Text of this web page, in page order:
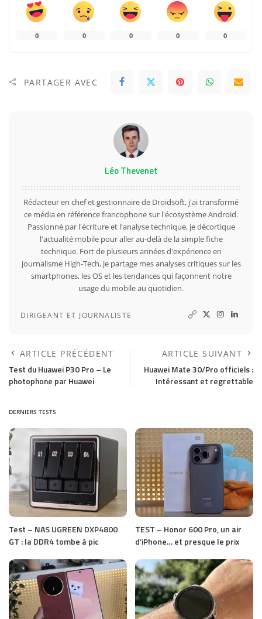
0 0 0 0 0
PARTAGER AVEC
Léo Thevenet
Rédacteur en chef et gestionnaire de Droidsoft, j'ai transformé
ce média en référence francophone sur l'écosystème Android.
Passionné par l'écriture et l'analyse technique, je décortique
l'actualité mobile pour aller au-delà de la simple fiche
technique. Fort de plusieurs années d'expérience en
journalisme High-Tech, je partage mes analyses critiques sur les
smartphones, les OS et les tendances qui façonnent notre
usage du mobile au quotidien.
DIRIGEANT ET JOURNALISTE
ARTICLE PRÉCÉDENT
Test du Huawei P30 Pro – Le
photophone par Huawei
ARTICLE SUIVANT
Huawei Mate 30/Pro officiels :
Intéressant et regrettable
DERNIERS TESTS
Test – NAS UGREEN DXP4800
GT : la DDR4 tombe à pic
TEST – Honor 600 Pro, un air
d’iPhone… et presque le prix